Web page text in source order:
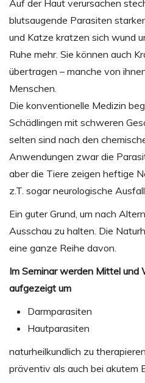
Auf der Haut verursachen
blutsaugende Parasiten
und Katze kratzen sich wund
Ruhe mehr. Sie können auch
übertragen – manche von
Menschen.
Die konventionelle Medizin
Schädlingen mit schweren
selten sind nach den
Anwendungen zwar die
aber die Tiere zeigen heftige
z.T. sogar neurologische
Ein guter Grund, um nach
Ausschau zu halten. Die
eine ganze Reihe davon.
Im Seminar werden Mittel und
aufgezeigt um
Darmparasiten
Hautparasiten
naturheilkundlich zu
präventiv als auch bei akutem